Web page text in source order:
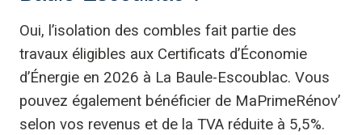
Oui, l’isolation des combles fait partie des
travaux éligibles aux Certificats d’Économie
d’Énergie en 2026 à La Baule-Escoublac. Vous
pouvez également bénéficier de MaPrimeRénov’
selon vos revenus et de la TVA réduite à 5,5%.